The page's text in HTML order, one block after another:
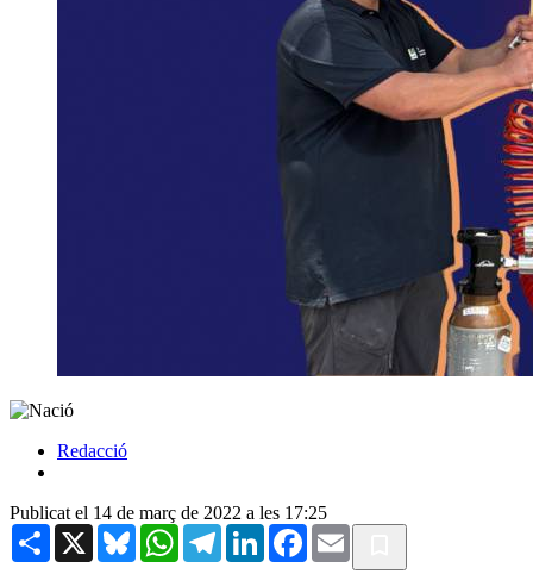
Redacció
Publicat el 14 de març de 2022 a les 17:25
Share X BlueskyWhatsAppTelegramLinkedInFacebook
Email